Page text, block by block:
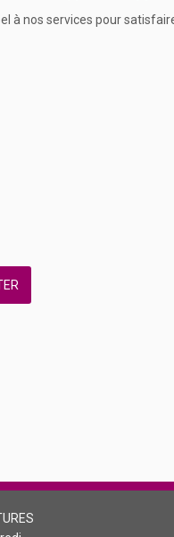
à nos services pour